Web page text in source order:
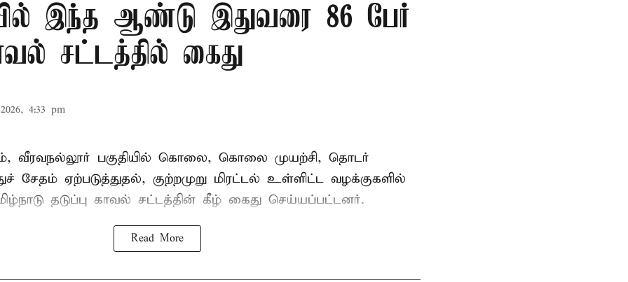
இந்த ஆண்டு இதுவரை 86 பேர்
சட்டத்தில் கைது
4:33 pm
வீரவநல்லூர் பகுதியில் கொலை, கொலை முயற்சி, தொடர்
சேதம் ஏற்படுத்துதல், குற்றமுறு மிரட்டல் உள்ளிட்ட வழக்குகளில்
தடுப்பு காவல் சட்டத்தின் கீழ் கைது செய்யப்பட்டனர்.
Read More